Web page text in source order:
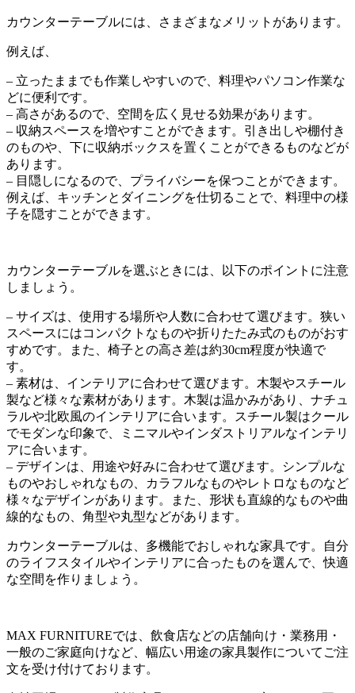
カウンターテーブルには、さまざまなメリットがあります。
例えば、
– 立ったままでも作業しやすいので、料理やパソコン作業な
どに便利です。
– 高さがあるので、空間を広く見せる効果があります。
– 収納スペースを増やすことができます。引き出しや棚付き
のものや、下に収納ボックスを置くことができるものなどが
あります。
– 目隠しになるので、プライバシーを保つことができます。
例えば、キッチンとダイニングを仕切ることで、料理中の様
子を隠すことができます。
カウンターテーブルを選ぶときには、以下のポイントに注意
しましょう。
– サイズは、使用する場所や人数に合わせて選びます。狭い
スペースにはコンパクトなものや折りたたみ式のものがおす
すめです。また、椅子との高さ差は約30cm程度が快適で
す。
– 素材は、インテリアに合わせて選びます。木製やスチール
製など様々な素材があります。木製は温かみがあり、ナチュ
ラルや北欧風のインテリアに合います。スチール製はクール
でモダンな印象で、ミニマルやインダストリアルなインテリ
アに合います。
– デザインは、用途や好みに合わせて選びます。シンプルな
ものやおしゃれなもの、カラフルなものやレトロなものなど
様々なデザインがあります。また、形状も直線的なものや曲
線的なもの、角型や丸型などがあります。
カウンターテーブルは、多機能でおしゃれな家具です。自分
のライフスタイルやインテリアに合ったものを選んで、快適
な空間を作りましょう。
MAX FURNITUREでは、飲食店などの店舗向け・業務用・
一般のご家庭向けなど、幅広い用途の家具製作についてご注
文を受け付けております。